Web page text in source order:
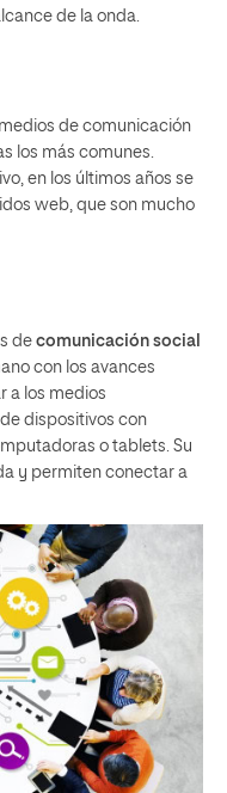
de la onda.
de comunicación
los más comunes.
en los últimos años se
web, que son mucho
de comunicación social
con los avances
a los medios
dispositivos con
o tablets. Su
y permiten conectar a